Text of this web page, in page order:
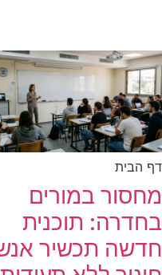
דף הבית
מחסור במורים
בחדרה: תוכנית
חדשה תכשיר